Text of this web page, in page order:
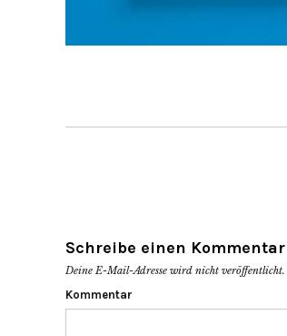
Schreibe einen Kommentar
Deine E-Mail-Adresse wird nicht veröffentlicht.
Kommentar